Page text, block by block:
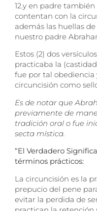
12.y en padre también
contentan con la
además las huellas
nuestro padre
Estos (2) dos
practicaba la
fue por tal obediencia
circuncisión como
Es de notar que
previamente de
tradición oral o fue
secta mística.
“El Verdadero
términos prácticos:
La circuncisión es la
prepucio del pene
evitar la perdida de